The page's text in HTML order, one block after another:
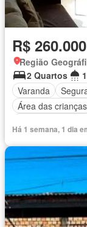
R$ 260.000
Região
2 Quartos
Varanda
Área das crianças
Há 1 semana, 1 dia